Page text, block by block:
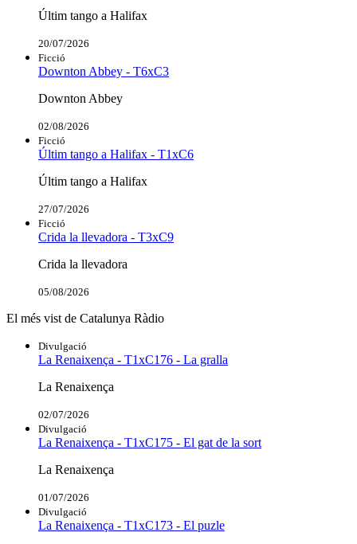
Últim tango a Halifax
20/07/2026
Ficció
Downton Abbey - T6xC3
Downton Abbey
02/08/2026
Ficció
Últim tango a Halifax - T1xC6
Últim tango a Halifax
27/07/2026
Ficció
Crida la llevadora - T3xC9
Crida la llevadora
05/08/2026
El més vist de Catalunya Ràdio
Divulgació
La Renaixença - T1xC176 - La gralla
La Renaixença
02/07/2026
Divulgació
La Renaixença - T1xC175 - El gat de la sort
La Renaixença
01/07/2026
Divulgació
La Renaixença - T1xC173 - El puzle